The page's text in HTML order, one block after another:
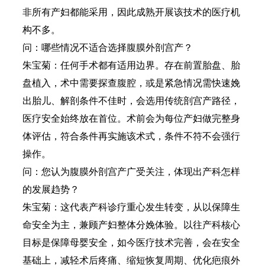
非所有产妇都能采用，因此成熟开展该技术的医疗机
构不多。
问：哪些情况不适合选择腹膜外剖宫产？
朱宝菊：任何手术都有适用边界。存在前置胎盘、胎
盘植入，术中需要探查腹腔，或是紧急情况需快速娩
出胎儿、解剖条件不佳时，会选用传统剖宫产路径，
医疗安全始终放在首位。术前会为每位产妇做完整身
体评估，符合条件再实施该术式，条件不符不会强行
操作。
问：您认为腹膜外剖宫产广受关注，体现出产科怎样
的发展趋势？
朱宝菊：这代表产科诊疗重心发生转变，从以保障生
命安全为主，兼顾产妇整体分娩体验。以往产科核心
目标是保障母婴安全，如今医疗技术完善，会在安全
基础上，减轻术后疼痛、缩短恢复周期、优化疤痕外